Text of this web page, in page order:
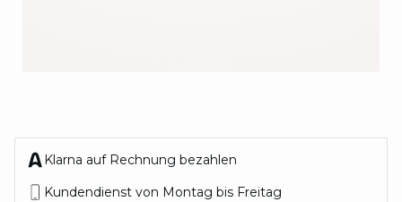
IN THE MOOD
FOR
Klarna auf Rechnung bezahlen
Kundendienst von Montag bis Freitag